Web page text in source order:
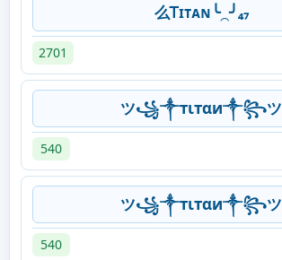
么Ꭲɪᴛᴀɴ╰⁔╯₄₇
2701
ツ꧁༒тιтαи༒꧂ツ
540
ツ꧁༒тιтαи༒꧂ツ
540